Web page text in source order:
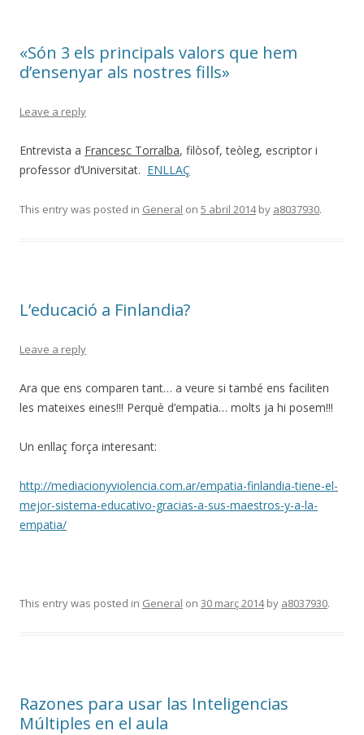
«Són 3 els principals valors que hem
d’ensenyar als nostres fills»
Leave a reply
Entrevista a Francesc Torralba, filòsof, teòleg, escriptor i
professor d’Universitat. ENLLAÇ
This entry was posted in General on 5 abril 2014by a8037930.
L’educació a Finlandia?
Leave a reply
Ara que ens comparen tant… a veure si també ens faciliten
les mateixes eines!!! Perquè d’empatia… molts ja hi posem!!!
Un enllaç força interesant:
http://mediacionyviolencia.com.ar/empatia-finlandia-tiene-el-
mejor-sistema-educativo-gracias-a-sus-maestros-y-a-la-
empatia/
This entry was posted in General on 30 març 2014by a8037930.
Razones para usar las Inteligencias
Múltiples en el aula